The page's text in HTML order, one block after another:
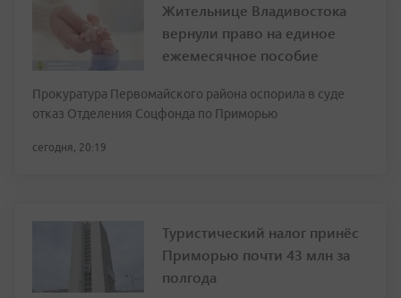
Жительнице Владивостока
вернули право на единое
ежемесячное пособие
Прокуратура Первомайского района оспорила в суде
отказ Отделения Соцфонда по Приморью
сегодня, 20:19
Туристический налог принёс
Приморью почти 43 млн за
полгода